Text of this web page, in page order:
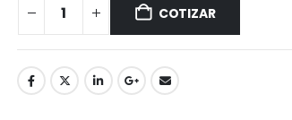
COTIZAR